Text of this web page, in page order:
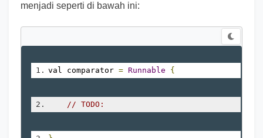
menjadi seperti di bawah ini:
val comparator = Runnable {
// TODO: